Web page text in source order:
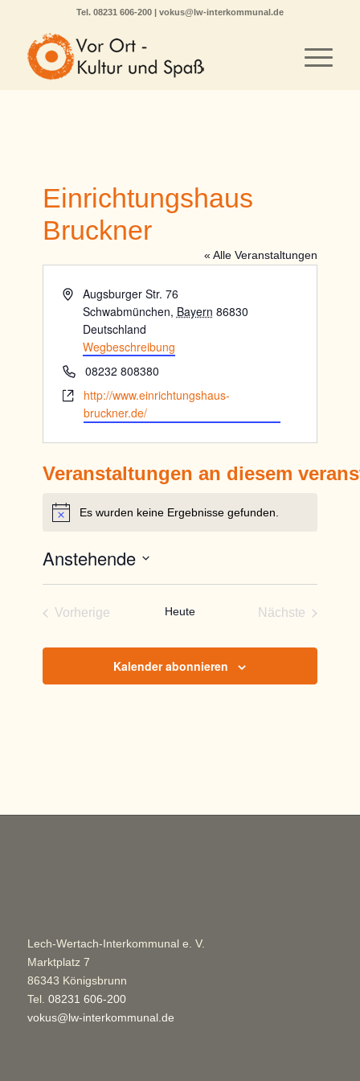
Tel. 08231 606-200 | vokus@lw-interkommunal.de
Einrichtungshaus
Bruckner
« Alle Veranstaltungen
AdresseAugsburger Str. 76
Schwabmünchen, Bayern 86830
Deutschland
Wegbeschreibung
Telefon08232 808380
Webseite
http://www.einrichtungshaus-
bruckner.de/
Veranstaltungen an diesem
HinweisEs wurden keine Ergebnisse gefunden.
Anstehende
Vorherige
Heute
Nächste
Kalender abonnieren
Lech-Wertach-Interkommunal e. V.
Marktplatz 7
86343 Königsbrunn
Tel. 08231 606-200
vokus@lw-interkommunal.de